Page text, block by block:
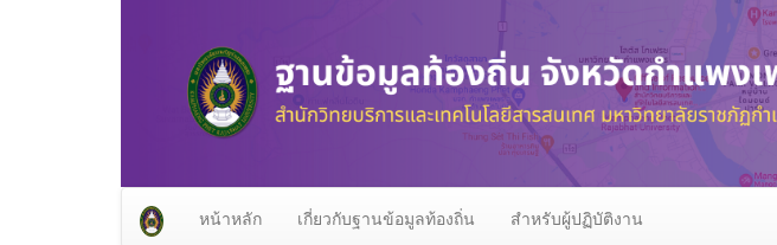
หน้าหลัก เกี่ยวกับฐานข้อมูลท้องถิ่น สำหรับผู้ปฏิบัติงาน